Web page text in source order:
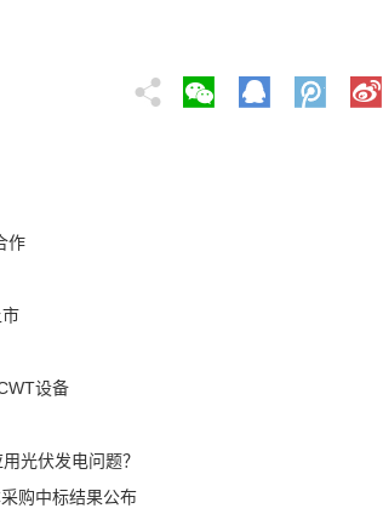
作
设备
光伏发电问题？
购中标结果公布